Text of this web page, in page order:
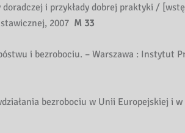
i przykłady dobrej praktyki /
2007 M 33
i bezrobociu. – Warszawa : Instytut
bezrobociu w Unii Europejskiej i w